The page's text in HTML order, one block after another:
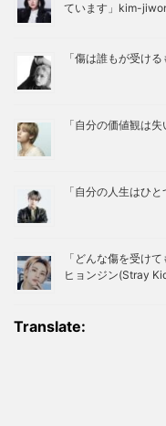
ています」kim-
「傷は誰もが受け
「自分の価値観は
「自分の人生はひ
「どんな傷を受け
ヒョンジン(Stray
Translate: